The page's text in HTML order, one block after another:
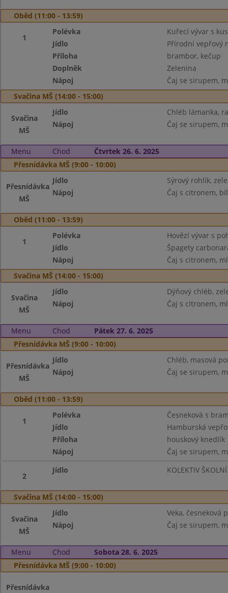
Oběd (11:00 - 13:59)
1
Polévka
Kuřecí vývar s
Jídlo
Přírodní vepřový
Příloha
brambor, kečup
Doplněk
Zelenina
Nápoj
Čaj se sirupem,
Svačina MŠ (14:00 - 15:00)
Svačina
MŠ
Jídlo
Chléb lámanka,
Nápoj
Čaj se sirupem,
Menu Chod
Čtvrtek 26. 6. 2025
Přesnídávka MŠ (9:00 - 10:00)
Přesnídávka
MŠ
Jídlo
Sýrový rohlík,
Nápoj
Čaj s citronem,
Oběd (11:00 - 13:59)
1
Polévka
Hovězí vývar s
Jídlo
Špagety
Nápoj
Čaj s citronem,
Svačina MŠ (14:00 - 15:00)
Svačina
MŠ
Jídlo
Dýňový chléb,
Nápoj
Čaj s citronem,
Menu Chod
Pátek 27. 6. 2025
Přesnídávka MŠ (9:00 - 10:00)
Přesnídávka
MŠ
Jídlo
Chléb, masová
Nápoj
Čaj se sirupem,
Oběd (11:00 - 13:59)
1
Polévka
Česneková s
Jídlo
Hamburská
Příloha
houskový knedlík
Nápoj
Čaj se sirupem,
2
Jídlo KOLEKTIV
Svačina MŠ (14:00 - 15:00)
Svačina
MŠ
Jídlo
Veka, česneková
Nápoj
Čaj se sirupem,
Menu Chod
Sobota 28. 6. 2025
Přesnídávka MŠ (9:00 - 10:00)
Přesnídávka